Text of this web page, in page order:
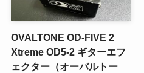
OVALTONE OD-FIVE 2
Xtreme OD5-2 ギターエフ
ェクター（オーバルトー